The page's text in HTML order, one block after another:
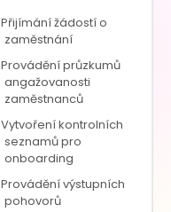
Přijímání žádostí o
zaměstnání
Provádění průzkumů
angažovanosti
zaměstnanců
Vytvoření kontrolních
seznamů pro
onboarding
Provádění výstupních
pohovorů